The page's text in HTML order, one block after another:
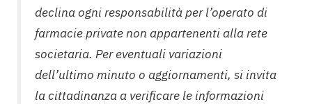
declina ogni responsabilità per l’operato di
farmacie private non appartenenti alla rete
societaria. Per eventuali variazioni
dell’ultimo minuto o aggiornamenti, si invita
la cittadinanza a verificare le informazioni